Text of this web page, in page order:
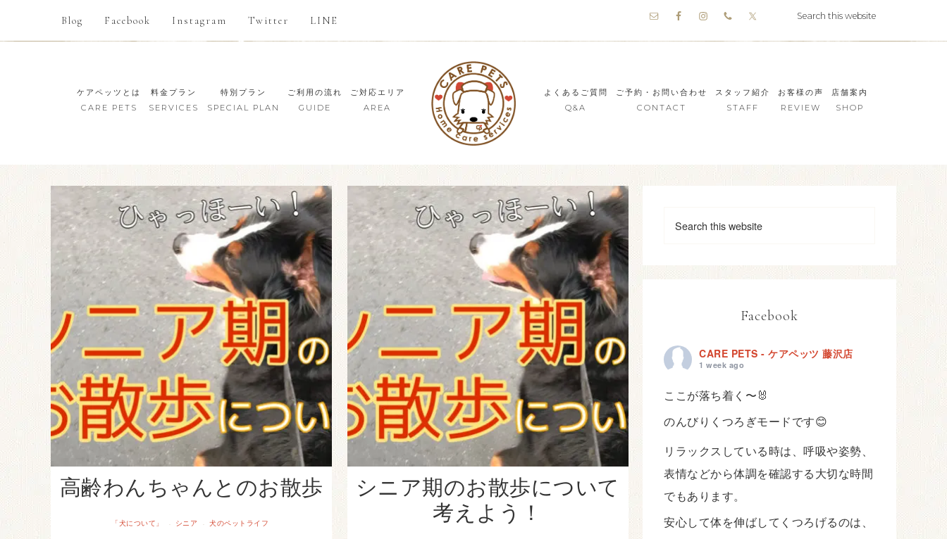
Blog Facebook Instagram Twitter LINE
ケアペッツとは
CARE PETS
料金プラン
SERVICES
特別プラン
SPECIAL PLAN
ご利用の流れ
GUIDE
ご対応エリア
AREA
よくあるご質問
Q&A
ご予約・お問い合わせ
CONTACT
スタッフ紹介
STAFF
お客様の声
REVIEW
店舗案内
SHOP
高齢わんちゃんとのお散歩
「犬について」 · シニア · 犬のペットライフ
シニア期のお散歩について
考えよう！
Facebook
CARE PETS - ケアペッツ 藤沢店
1 week ago
ここが落ち着く〜🐰
のんびりくつろぎモードです😊
リラックスしている時は、呼吸や姿勢、
表情などから体調を確認する大切な時間
でもあります。
安心して体を伸ばしてくつろげるのは、